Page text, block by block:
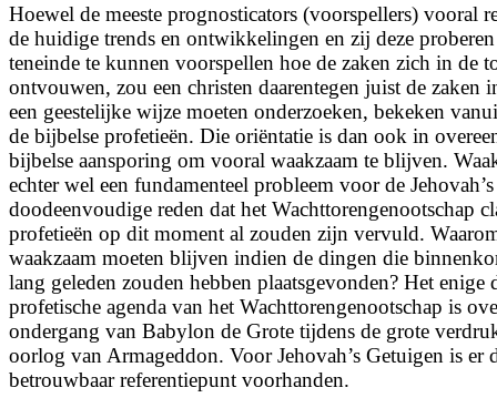
Hoewel de meeste prognosticators (voorspellers) vooral
de huidige trends en ontwikkelingen en zij deze
teneinde te kunnen voorspellen hoe de zaken zich in de
ontvouwen, zou een christen daarentegen juist de zaken
een geestelijke wijze moeten onderzoeken, bekeken
de bijbelse profetieën. Die oriëntatie is dan ook in
bijbelse aansporing om vooral waakzaam te blijven.
echter wel een fundamenteel probleem voor de
doodeenvoudige reden dat het Wachttorengenootschap
profetieën op dit moment al zouden zijn vervuld.
waakzaam moeten blijven indien de dingen die
lang geleden zouden hebben plaatsgevonden? Het enige
profetische agenda van het Wachttorengenootschap is
ondergang van Babylon de Grote tijdens de grote
oorlog van Armageddon. Voor Jehovah’s Getuigen is er
betrouwbaar referentiepunt voorhanden.